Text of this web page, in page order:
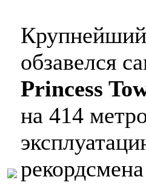
обзавелся
Princess
на 414